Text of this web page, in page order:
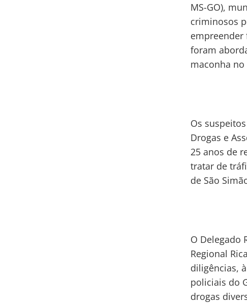
MS-GO),
criminosos
empreender
foram
maconha
Os
Drogas e
25 anos de
tratar de
de São
O Delegado
Regional
diligências,
policiais do
drogas